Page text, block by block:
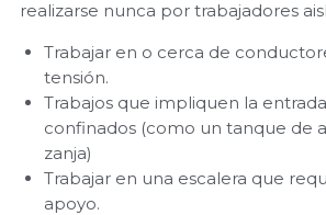
realizarse nunca por trabajadores
Trabajar en o cerca de
tensión.
Trabajos que impliquen la
confinados (como un tanque de
zanja)
Trabajar en una escalera que
apoyo.